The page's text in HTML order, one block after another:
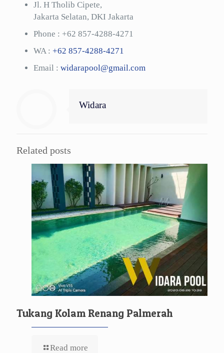
Jl. H Tholib Cipete,
Jakarta Selatan, DKI Jakarta
Phone : +62 857-4288-4271
WA : +62 857-4288-4271
Email : widarapool@gmail.com
Widara
Related posts
Tukang Kolam Renang Palmerah
Read more